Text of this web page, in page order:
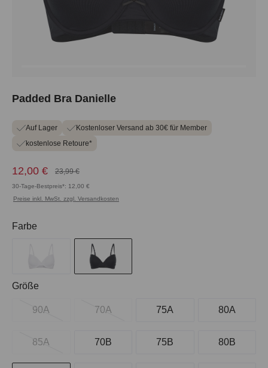
Padded Bra Danielle
Auf Lager
Kostenloser Versand ab 30€ für Member
kostenlose Retoure*
12,00 € 23,99 €
30-Tage-Bestpreis*: 12,00 €
Preise inkl. MwSt. zzgl. Versandkosten
Farbe
Größe
90A 70A 75A 80A
85A 70B 75B 80B